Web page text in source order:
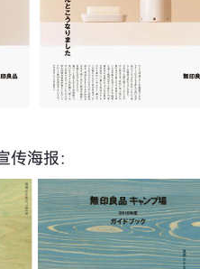
传海报：